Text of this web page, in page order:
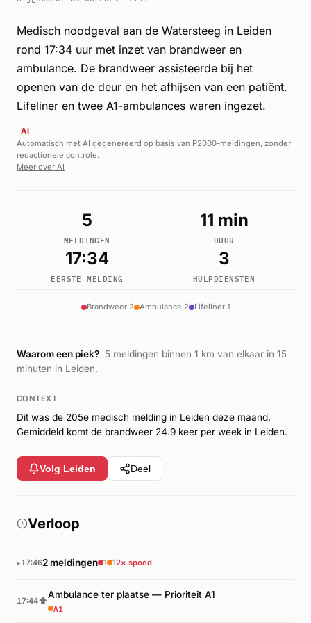
Medisch noodgeval aan de Watersteeg in Leiden
rond 17:34 uur met inzet van brandweer en
ambulance. De brandweer assisteerde bij het
openen van de deur en het afhijsen van een patiënt.
Lifeliner en twee A1-ambulances waren ingezet.
AI
Automatisch met AI gegenereerd op basis van P2000-meldingen, zonder
redactionele controle.
Meer over AI
5
MELDINGEN
11 min
DUUR
17:34
EERSTE MELDING
3
HULPDIENSTEN
Brandweer 2 Ambulance 2 Lifeliner 1
Waarom een piek? 5 meldingen binnen 1 km van elkaar in 15
minuten in Leiden.
CONTEXT
Dit was de 205e medisch melding in Leiden deze maand.
Gemiddeld komt de brandweer 24.9 keer per week in Leiden.
Volg Leiden Deel
Verloop
17:462 meldingen 1 12× spoed
17:44⬆
Ambulance ter plaatse — Prioriteit A1
A1